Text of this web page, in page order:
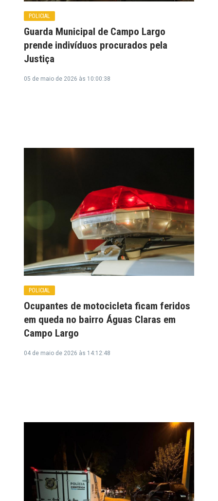
POLICIAL
Guarda Municipal de Campo Largo
prende indivíduos procurados pela
Justiça
05 de maio de 2026 às 10:00:38
POLICIAL
Ocupantes de motocicleta ficam feridos
em queda no bairro Águas Claras em
Campo Largo
04 de maio de 2026 às 14:12:48